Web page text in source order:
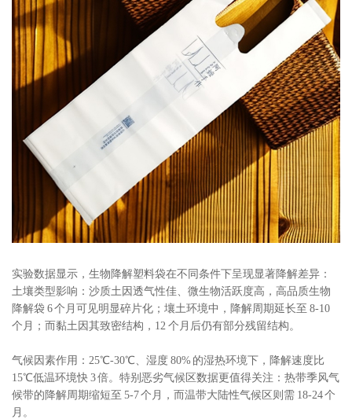
实验数据显示，生物降解塑料袋在不同条件下呈现显著降解差异：
土壤类型影响：沙质土因透气性佳、微生物活跃度高，高品质生物
降解袋 6 个月可见明显碎片化；壤土环境中，降解周期延长至 8-10
个月；而黏土因其致密结构，12 个月后仍有部分残留结构。
气候因素作用：25℃-30℃、湿度 80% 的湿热环境下，降解速度比
15℃低温环境快 3 倍。特别恶劣气候区数据更值得关注：热带季风气
候带的降解周期缩短至 5-7 个月，而温带大陆性气候区则需 18-24 个
月。